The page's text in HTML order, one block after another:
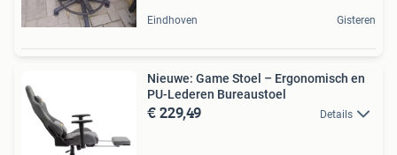
Eindhoven Gisteren
Nieuwe: Game Stoel – Ergonomisch en
PU-Lederen Bureaustoel
€ 229,49 Details